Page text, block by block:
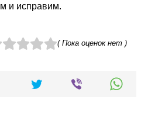
и исправим.
( Пока оценок нет )